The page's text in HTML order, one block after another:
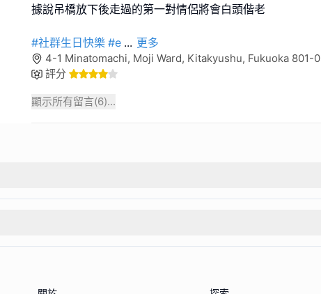
據說吊橋放下後走過的第一對情侶將會白頭偕老
#社群生日快樂 #e ... 更多
4-1 Minatomachi, Moji Ward, Kitakyushu, Fukuoka 801-
評分
顯示所有留言(6)...